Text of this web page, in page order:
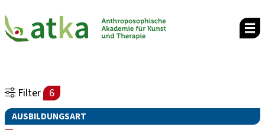
Filter 6
AUSBILDUNGSART